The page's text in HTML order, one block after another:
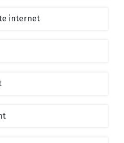
internet